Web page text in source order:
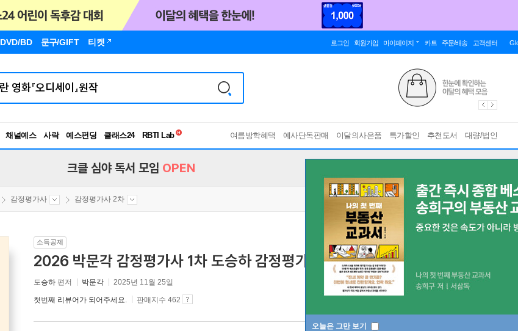
DVD/BD 문구/GIFT 티켓 로그인 회원가입 마이페이지 카트 주문/배송 고객센터
채널예스 사락 예스펀딩 클래스24
독서유형검사
여름방학혜택 예사단독판매 이달의사은품 특가할인 추천도서 대량/법인
오늘은 그만 보기
크클 심야 독서 모임 OPEN
감정평가사 감정평가사 2차
소득공제
2026 박문각 감정평가사 1차 도승하 감정평가관계법규 문제집
도승하 편저 박문각 2025년 11월 25일
첫번째 리뷰어가 되어주세요. 판매지수 462